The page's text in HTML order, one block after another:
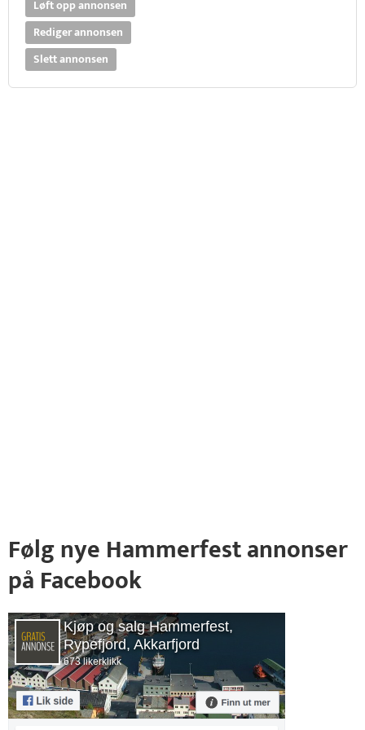
Løft opp annonsen
Rediger annonsen
Slett annonsen
Følg nye Hammerfest annonser
på Facebook
Kjøp og salg Hammerfest,
Rypefjord, Akkarfjord
673 likerklikk